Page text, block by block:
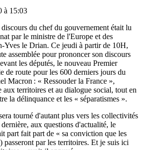
à 15:03
du chef du gouvernement était lu
par le ministre de l'Europe et des
Yves le Drian. Ce jeudi à partir de 10H,
assemblée pour prononcer son discours
les députés, le nouveau Premier
de route pour les 600 derniers jours du
Macron : « Ressouder la France »,
aux territoires et au dialogue social, tout en
la délinquance et les « séparatismes ».
tourné d'autant plus vers les collectivités
aux questions d'actualité, le
part fait part de « sa conviction que les
par les territoires. Et je suis ici